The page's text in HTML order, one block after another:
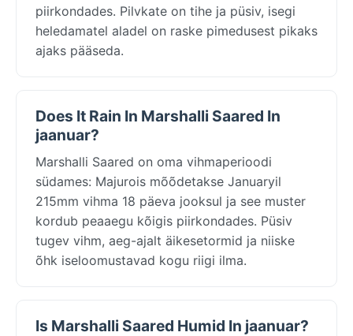
piirkondades. Pilvkate on tihe ja püsiv, isegi
heledamatel aladel on raske pimedusest pikaks
ajaks pääseda.
Does It Rain In Marshalli Saared In
jaanuar?
Marshalli Saared on oma vihmaperioodi
südames: Majurois mõõdetakse Januaryil
215mm vihma 18 päeva jooksul ja see muster
kordub peaaegu kõigis piirkondades. Püsiv
tugev vihm, aeg-ajalt äikesetormid ja niiske
õhk iseloomustavad kogu riigi ilma.
Is Marshalli Saared Humid In jaanuar?